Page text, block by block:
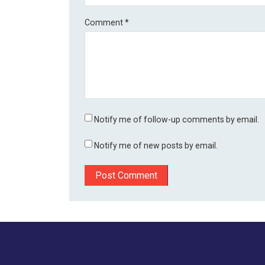
Comment*
Notify me of follow-up comments by email.
Notify me of new posts by email.